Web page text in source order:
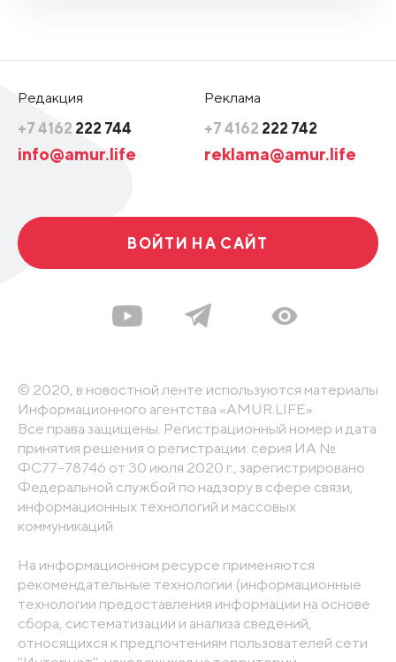
Редакция
+7 4162 222 744
info@amur.life
Реклама
+7 4162 222 742
reklama@amur.life
ВОЙТИ НА САЙТ
© 2020, в новостной ленте используются материалы
Информационного агентства «AMUR.LIFE».
Все права защищены. Регистрационный номер и дата
принятия решения о регистрации: серия ИА №
ФС77-78746 от 30 июля 2020 г., зарегистрировано
Федеральной службой по надзору в сфере связи,
информационных технологий и массовых
коммуникаций
На информационном ресурсе применяются
рекомендательные технологии (информационные
технологии предоставления информации на основе
сбора, систематизации и анализа сведений,
относящихся к предпочтениям пользователей сети